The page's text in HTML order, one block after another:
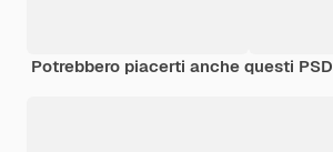
Potrebbero piacerti anche questi PSD